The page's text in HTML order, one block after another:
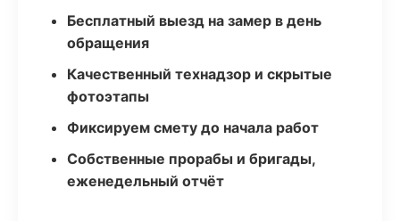
Бесплатный выезд на замер в день
обращения
Качественный технадзор и скрытые
фотоэтапы
Фиксируем смету до начала работ
Собственные прорабы и бригады,
еженедельный отчёт